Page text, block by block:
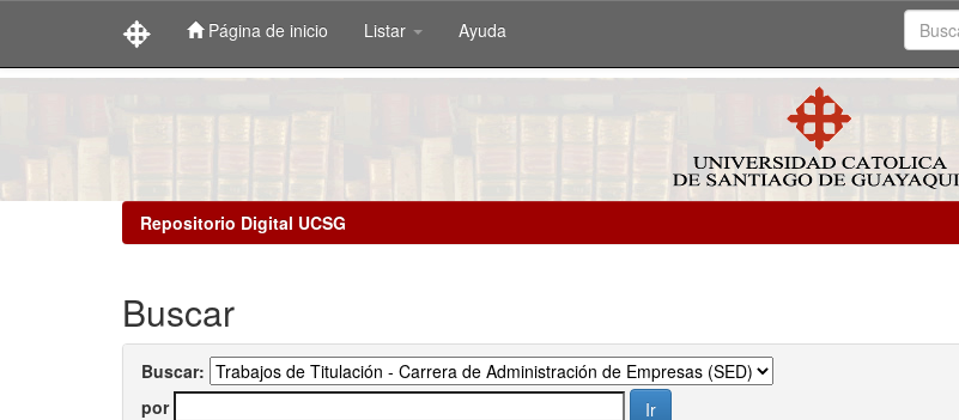
Página de inicio Listar Ayuda
Repositorio Digital UCSG
Buscar
Buscar:
por